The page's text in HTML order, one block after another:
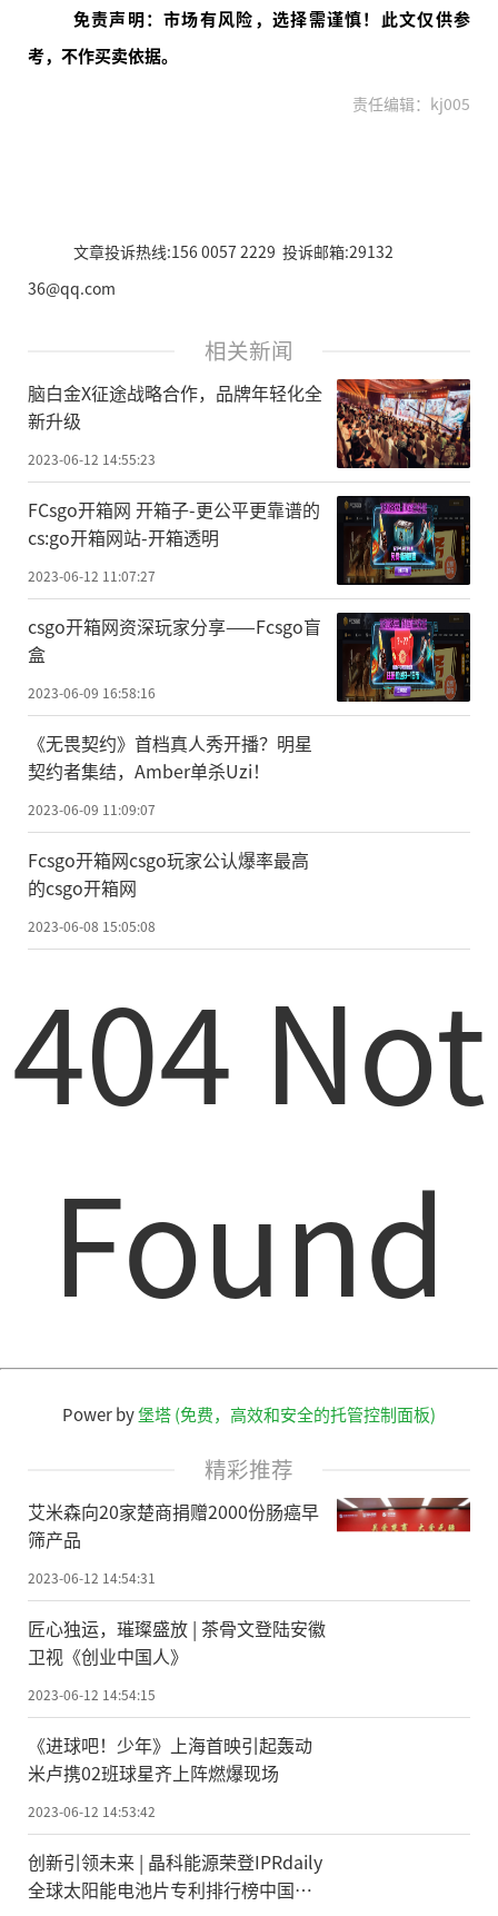
免责声明：市场有风险，选择需谨慎！此文仅供参
考，不作买卖依据。
责任编辑：kj005
文章投诉热线:156 0057 2229 投诉邮箱:29132
36@qq.com
相关新闻
脑白金X征途战略合作，品牌年轻化全
新升级
2023-06-12 14:55:23
FCsgo开箱网 开箱子-更公平更靠谱的
cs:go开箱网站-开箱透明
2023-06-12 11:07:27
csgo开箱网资深玩家分享——Fcsgo盲
盒
2023-06-09 16:58:16
《无畏契约》首档真人秀开播？明星
契约者集结，Amber单杀Uzi！
2023-06-09 11:09:07
Fcsgo开箱网csgo玩家公认爆率最高
的csgo开箱网
2023-06-08 15:05:08
404 Not
Found
Power by堡塔 (免费，高效和安全的托管控制面板)
精彩推荐
艾米森向20家楚商捐赠2000份肠癌早
筛产品
2023-06-12 14:54:31
匠心独运，璀璨盛放 | 茶骨文登陆安徽
卫视《创业中国人》
2023-06-12 14:54:15
《进球吧！少年》上海首映引起轰动
米卢携02班球星齐上阵燃爆现场
2023-06-12 14:53:42
创新引领未来 | 晶科能源荣登IPRdaily
全球太阳能电池片专利排行榜中国企